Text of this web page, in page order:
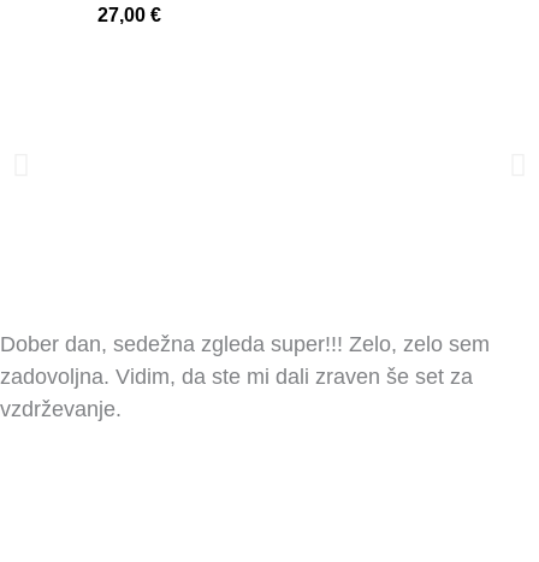
27,00 €
Dober dan, sedežna zgleda super!!! Zelo, zelo sem
zadovoljna. Vidim, da ste mi dali zraven še set za
vzdrževanje.